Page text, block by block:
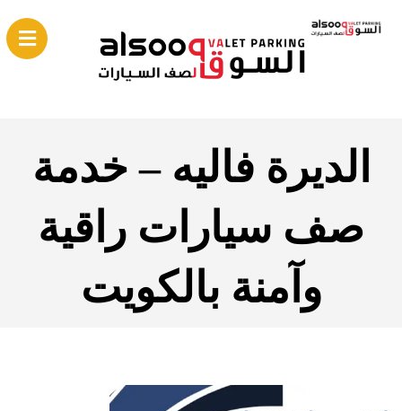
الديرة فاليه – خدمة
صف سيارات راقية
وآمنة بالكويت